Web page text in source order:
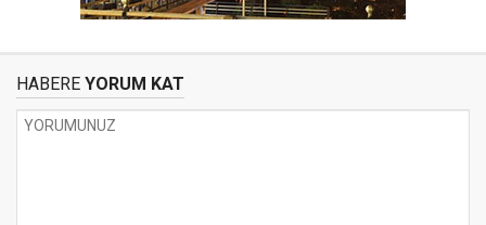
HABERE YORUM KAT